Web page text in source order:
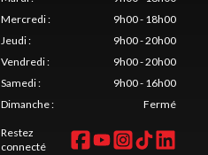
Mercredi:
9h00 - 18h00
Jeudi:
9h00 - 20h00
Vendredi:
9h00 - 20h00
Samedi:
9h00 - 16h00
Dimanche: Fermé
Restez
connecté